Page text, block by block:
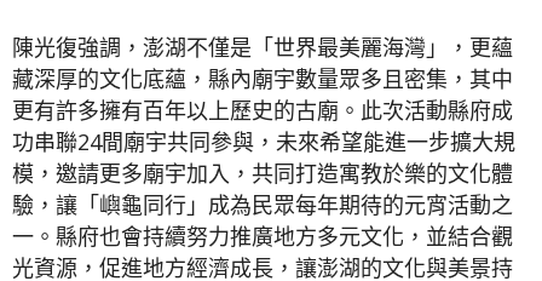
陳光復強調，澎湖不僅是「世界最美麗海灣」，更蘊
藏深厚的文化底蘊，縣內廟宇數量眾多且密集，其中
更有許多擁有百年以上歷史的古廟。此次活動縣府成
功串聯24間廟宇共同參與，未來希望能進一步擴大規
模，邀請更多廟宇加入，共同打造寓教於樂的文化體
驗，讓「嶼龜同行」成為民眾每年期待的元宵活動之
一。縣府也會持續努力推廣地方多元文化，並結合觀
光資源，促進地方經濟成長，讓澎湖的文化與美景持